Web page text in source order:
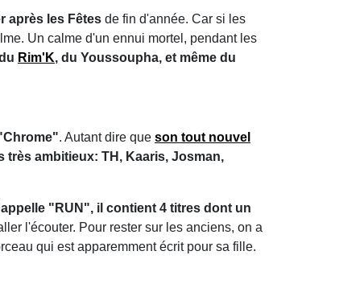
après les Fêtes de fin d'année. Car si les
Un calme d'un ennui mortel, pendant les
Rim'K, du Youssoupha, et même du
. Autant dire que son tout nouvel
très ambitieux: TH, Kaaris, Josman,
"RUN", il contient 4 titres dont un
l'écouter. Pour rester sur les anciens, on a
qui est apparemment écrit pour sa fille.